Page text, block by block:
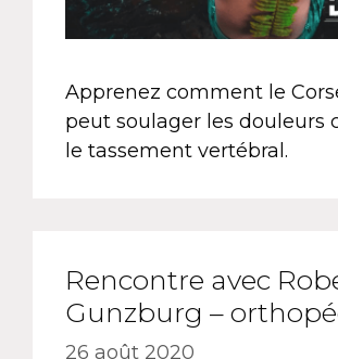
Apprenez comment le
peut soulager les douleurs
le tassement vertébral.
Rencontre avec
Gunzburg –
26 août 2020